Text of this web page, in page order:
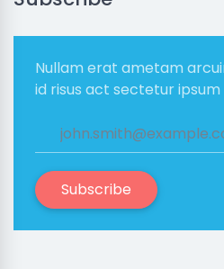
Nullam erat ametam
id risus act sectetur ipsum
Subscribe